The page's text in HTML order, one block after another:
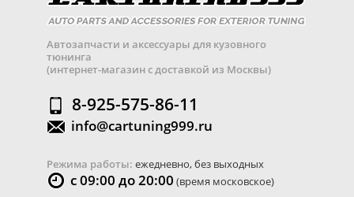
Автозапчасти и аксессуары для кузовного
тюнинга
(интернет-магазин с доставкой из Москвы)
8-925-575-86-11
info@cartuning999.ru
Режима работы: ежедневно, без выходных
с 09:00 до 20:00 (время московское)